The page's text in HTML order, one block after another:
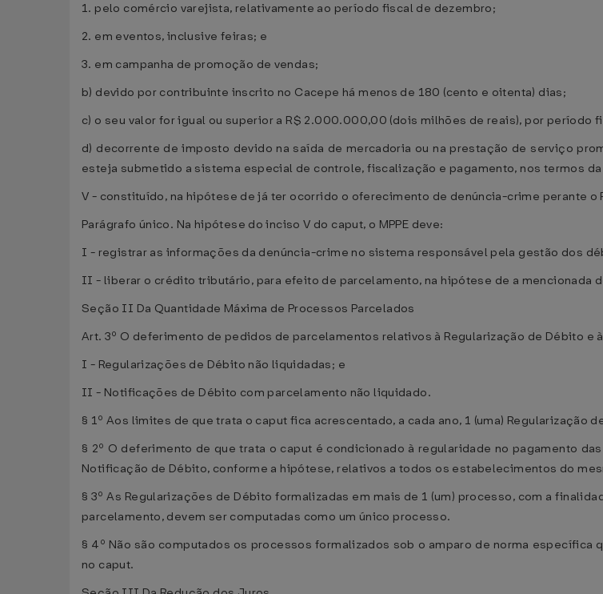
1. pelo comércio varejista, relativamente ao período fiscal de dezembro;
2. em eventos, inclusive feiras; e
3. em campanha de promoção de vendas;
b) devido por contribuinte inscrito no Cacepe há menos de 180 (cento e oitenta) dias;
c) o seu valor for igual ou superior a R$ 2.000.000,00 (dois milhões de reais), por período
d) decorrente de imposto devido na saída de mercadoria ou na prestação de serviço
esteja submetido a sistema especial de controle, fiscalização e pagamento, nos termos
V - constituído, na hipótese de já ter ocorrido o oferecimento de denúncia-crime perante o
Parágrafo único. Na hipótese do inciso V do caput, o MPPE deve:
I - registrar as informações da denúncia-crime no sistema responsável pela gestão dos
II - liberar o crédito tributário, para efeito de parcelamento, na hipótese de a mencionada
Seção II Da Quantidade Máxima de Processos Parcelados
Art. 3º O deferimento de pedidos de parcelamentos relativos à Regularização de Débito
I - Regularizações de Débito não liquidadas; e
II - Notificações de Débito com parcelamento não liquidado.
§ 1º Aos limites de que trata o caput fica acrescentado, a cada ano, 1 (uma) Regularização
§ 2º O deferimento de que trata o caput é condicionado à regularidade no pagamento
Notificação de Débito, conforme a hipótese, relativos a todos os estabelecimentos do
§ 3º As Regularizações de Débito formalizadas em mais de 1 (um) processo, com a
parcelamento, devem ser computadas como um único processo.
§ 4º Não são computados os processos formalizados sob o amparo de norma
no caput.